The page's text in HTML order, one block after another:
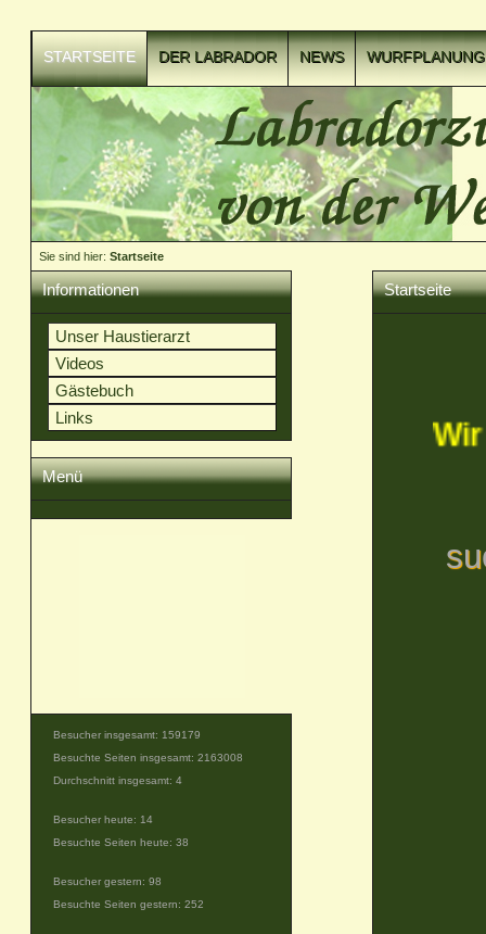
STARTSEITE DER LABRADOR NEWS WURFPLANUNG
VIDEOCLIPS
Sie sind hier: Startseite
Startseite
Informationen
Unser Haustierarzt
Videos
Gästebuch
Links
Menü
Besucher insgesamt: 159179
Besuchte Seiten insgesamt: 2163008
Durchschnitt insgesamt: 4
Besucher heute: 14
Besuchte Seiten heute: 38
Besucher gestern: 98
Besuchte Seiten gestern: 252